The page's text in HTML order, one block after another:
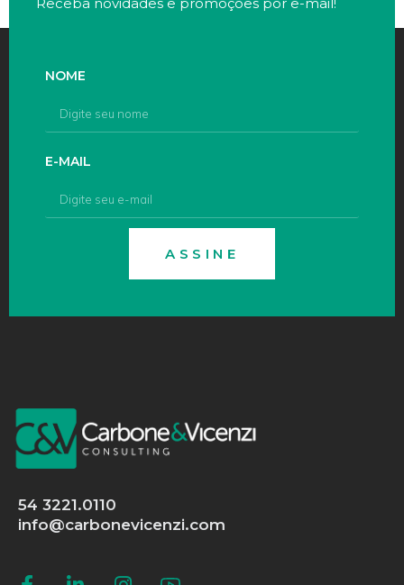
NOME
E-MAIL
ASSINE
54 3221.0110
info@carbonevicenzi.com